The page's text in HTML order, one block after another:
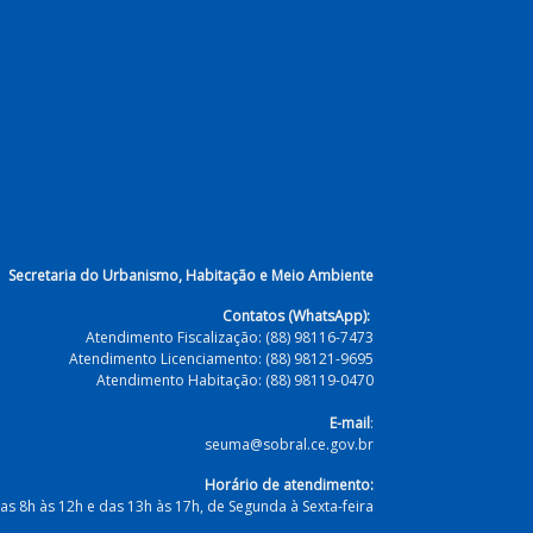
Secretaria do Urbanismo, Habitação e Meio Ambiente
Contatos (WhatsApp):
Atendimento Fiscalização: (88) 98116-7473
Atendimento Licenciamento: (88) 98121-9695
Atendimento Habitação: (88) 98119-0470
E-mail:
seuma@sobral.ce.gov.br
Horário de atendimento:
8h às 12h e das 13h às 17h, de Segunda à Sexta-feira